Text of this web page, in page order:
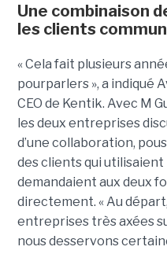
Une combinaison
les clients
« Cela fait plusieurs
pourparlers », a indiqué
CEO de Kentik. Avec M
les deux entreprises
d’une collaboration,
des clients qui
demandaient aux deux
directement. « Au
entreprises très axées
nous desservons